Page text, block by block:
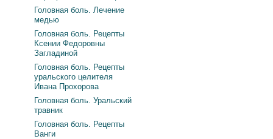
Головная боль. Лечение
медью
Головная боль. Рецепты
Ксении Федоровны
Загладиной
Головная боль. Рецепты
уральского целителя
Ивана Прохорова
Головная боль. Уральский
травник
Головная боль. Рецепты
Ванги